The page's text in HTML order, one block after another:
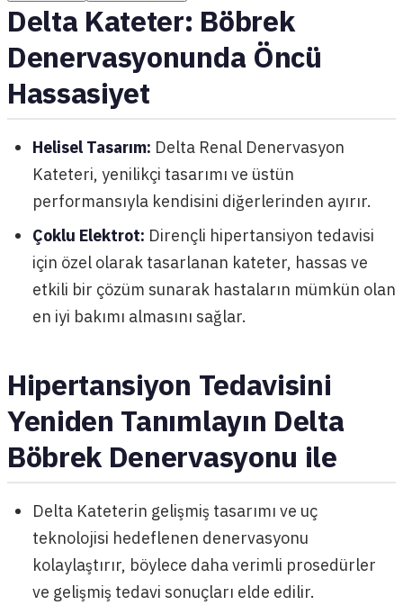
Delta Kateter: Böbrek
Denervasyonunda Öncü
Hassasiyet
Helisel Tasarım: Delta Renal Denervasyon
Kateteri, yenilikçi tasarımı ve üstün
performansıyla kendisini diğerlerinden ayırır.
Çoklu Elektrot: Dirençli hipertansiyon tedavisi
için özel olarak tasarlanan kateter, hassas ve
etkili bir çözüm sunarak hastaların mümkün olan
en iyi bakımı almasını sağlar.
Hipertansiyon Tedavisini
Yeniden Tanımlayın Delta
Böbrek Denervasyonu ile
Delta Kateterin gelişmiş tasarımı ve uç
teknolojisi hedeflenen denervasyonu
kolaylaştırır, böylece daha verimli prosedürler
ve gelişmiş tedavi sonuçları elde edilir.